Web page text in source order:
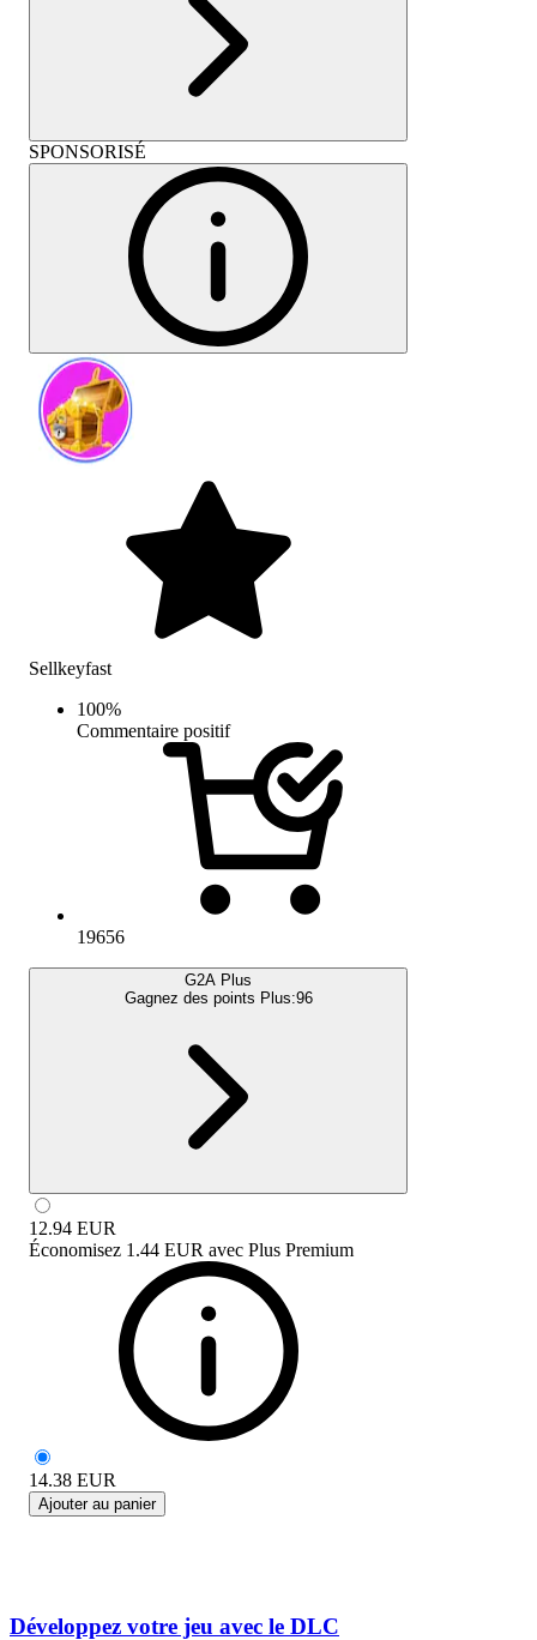
SPONSORISÉ
Sellkeyfast
100%
Commentaire positif
19656
G2A Plus
Gagnez des points Plus:96
12.94 EUR
Économisez 1.44 EUR avec Plus Premium
14.38 EUR
Ajouter au panier
Développez votre jeu avec le DLC